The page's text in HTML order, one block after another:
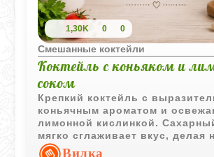
1,30K 0 0
Смешанные коктейли
Коктейль с коньяком и
соком
Крепкий коктейль с
коньячным ароматом и
лимонной кислинкой.
мягко сглаживает вкус, делая
более гармоничным и
Вилка